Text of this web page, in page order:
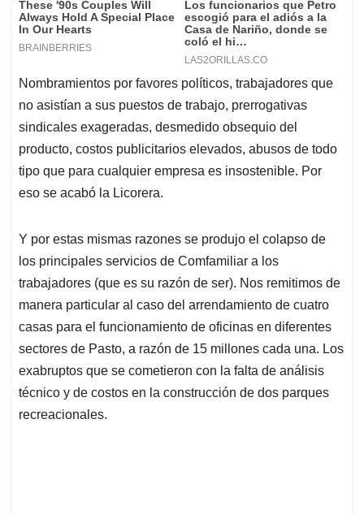
Nombramientos por favores políticos, trabajadores que
no asistían a sus puestos de trabajo, prerrogativas
sindicales exageradas, desmedido obsequio del
producto, costos publicitarios elevados, abusos de todo
tipo que para cualquier empresa es insostenible. Por
eso se acabó la Licorera.
Y por estas mismas razones se produjo el colapso de
los principales servicios de Comfamiliar a los
trabajadores (que es su razón de ser). Nos remitimos de
manera particular al caso del arrendamiento de cuatro
casas para el funcionamiento de oficinas en diferentes
sectores de Pasto, a razón de 15 millones cada una. Los
exabruptos que se cometieron con la falta de análisis
técnico y de costos en la construcción de dos parques
recreacionales.